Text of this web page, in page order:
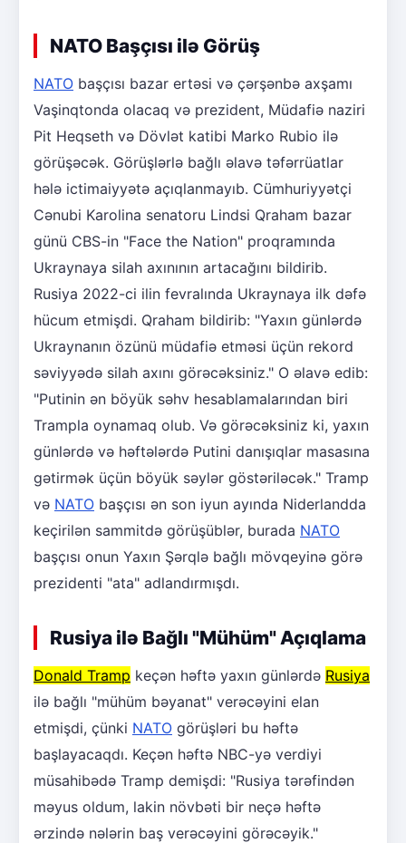
NATO Başçısı ilə Görüş
NATO başçısı bazar ertəsi və çərşənbə axşamı
Vaşinqtonda olacaq və prezident, Müdafiə naziri
Pit Heqseth və Dövlət katibi Marko Rubio ilə
görüşəcək. Görüşlərlə bağlı əlavə təfərrüatlar
hələ ictimaiyyətə açıqlanmayıb. Cümhuriyyətçi
Cənubi Karolina senatoru Lindsi Qraham bazar
günü CBS-in "Face the Nation" proqramında
Ukraynaya silah axınının artacağını bildirib.
Rusiya 2022-ci ilin fevralında Ukraynaya ilk dəfə
hücum etmişdi. Qraham bildirib: "Yaxın günlərdə
Ukraynanın özünü müdafiə etməsi üçün rekord
səviyyədə silah axını görəcəksiniz." O əlavə edib:
"Putinin ən böyük səhv hesablamalarından biri
Trampla oynamaq olub. Və görəcəksiniz ki, yaxın
günlərdə və həftələrdə Putini danışıqlar masasına
gətirmək üçün böyük səylər göstəriləcək." Tramp
və NATO başçısı ən son iyun ayında Niderlandda
keçirilən sammitdə görüşüblər, burada NATO
başçısı onun Yaxın Şərqlə bağlı mövqeyinə görə
prezidenti "ata" adlandırmışdı.
Rusiya ilə Bağlı "Mühüm" Açıqlama
Donald Tramp keçən həftə yaxın günlərdə Rusiya
ilə bağlı "mühüm bəyanat" verəcəyini elan
etmişdi, çünki NATO görüşləri bu həftə
başlayacaqdı. Keçən həftə NBC-yə verdiyi
müsahibədə Tramp demişdi: "Rusiya tərəfindən
məyus oldum, lakin növbəti bir neçə həftə
ərzində nələrin baş verəcəyini görəcəyik."